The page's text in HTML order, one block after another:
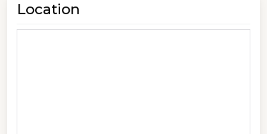
Location